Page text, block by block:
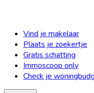
Vind je makelaar
Plaats je zoekertje
Gratis schatting
Immoscoop only
Check je